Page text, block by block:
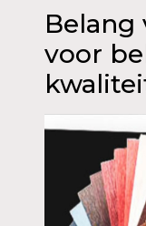
Belang
voor